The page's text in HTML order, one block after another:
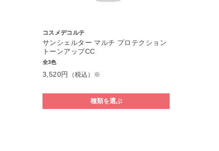
コスメデコルテ
サンシェルター マルチ プロテクション
トーンアップCC
全3色
3,520円 （税込）※
種類を選ぶ